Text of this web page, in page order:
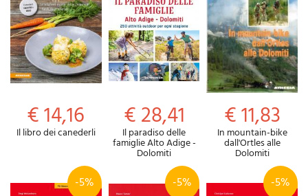
€ 14,16
Il libro dei canederli
€ 28,41
Il paradiso delle
famiglie Alto Adige -
Dolomiti
€ 11,83
In mountain-bike
dall'Ortles alle
Dolomiti
-5% -5% -5%